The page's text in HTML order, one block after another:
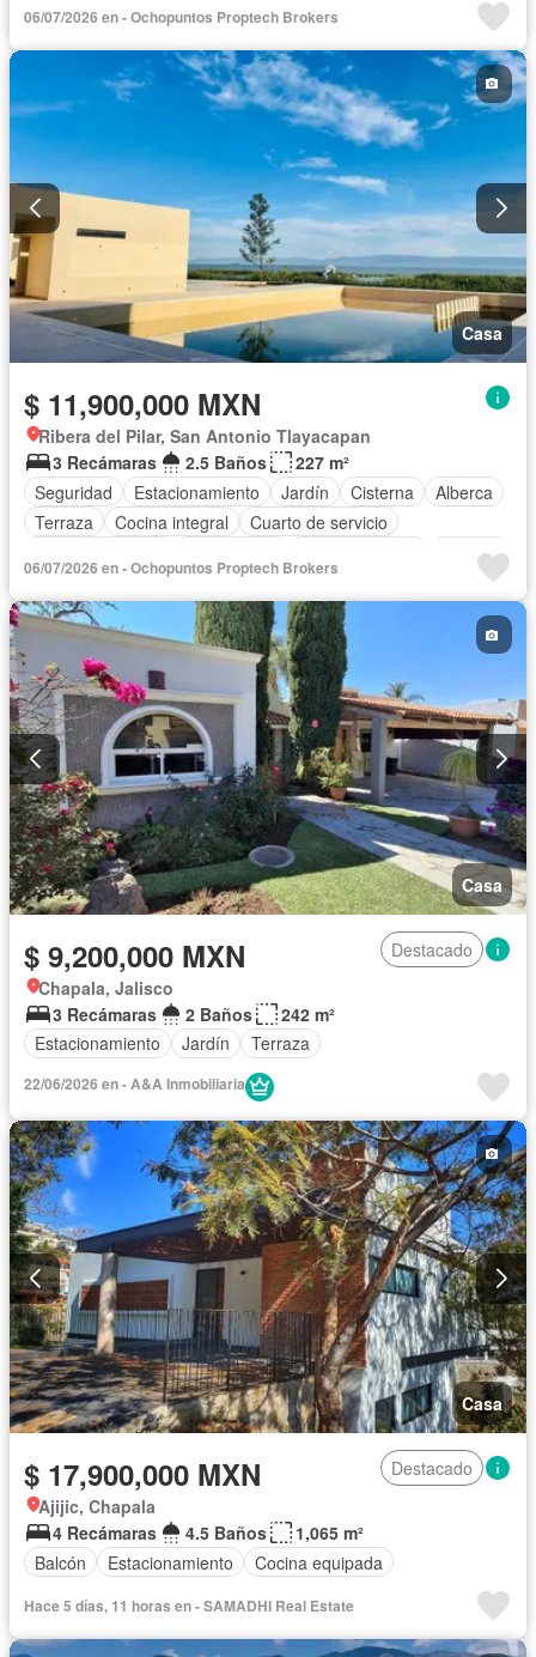
Cuarto de Limpieza
Televisión por cable
Caseta de vigilancia
Sin amueblar
06/07/2026 en - Ochopuntos Proptech Brokers
Casa
$ 11,900,000 MXN
Ribera del Pilar, San Antonio Tlayacapan
3 Recámaras
2.5 Baños
227 m²
Seguridad
Estacionamiento Jardín Cisterna
Alberca
Terraza
Cocina integral
Cuarto de servicio
Internet
Circuito cerrado de televisión
Electricidad
Cuarto de Limpieza
Cancha de tenis
Asador
Chimenea Zonas verdes
Vista panorámica
Recámara con closet
Caseta de vigilancia
06/07/2026 en - Ochopuntos Proptech Brokers
Casa
$ 9,200,000 MXN
Destacado
Chapala, Jalisco
3 Recámaras
2 Baños
242 m²
Estacionamiento
Jardín Terraza
22/06/2026 en - A&A Inmobiliaria
Casa
$ 17,900,000 MXN
Destacado
Ajijic, Chapala
4 Recámaras
4.5 Baños
1,065 m²
Balcón
Estacionamiento Cocina equipada
Hace 5 días, 11 horas en - SAMADHI Real Estate